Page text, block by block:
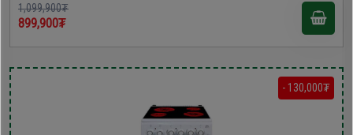
1,099,900₮
899,900₮
- 130,000₮